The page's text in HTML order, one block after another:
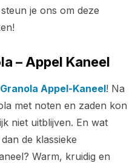
je ons om deze
– Appel Kaneel
Appel-Kaneel! Na
met noten en zaden kon
niet uitblijven. En wat
de klassieke
Warm, kruidig en